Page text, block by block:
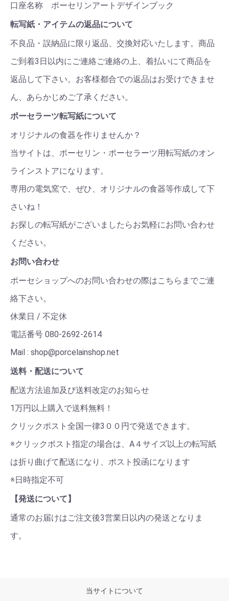
口座名称 ポーセリンアートデザインブック
転写紙・アイテムの返品について
不良品・誤納品に限り返品、交換対応いたします。商品
ご到着3日以内にご連絡ご連絡の上、着払いにて商品を
返品して下さい。お客様都合での返品はお受けできませ
ん、あらかじめご了承ください。
ポーセラーツ転写紙について
オリジナルの食器を作りませんか？
当サイトは、ポーセリン・ポーセラーツ用転写紙のオン
ラインストアになります。
専用の電気窯で、ぜひ、オリジナルの食器等作成して下
さいね！
お探しの転写紙がございましたらお気軽にお問い合わせ
ください。
お問い合わせ
ポーセショップへのお問い合わせの際はこちらまでご連
絡下さい。
休業日 / 不定休
電話番号 080-2692-2614
Mail : shop@porcelainshop.net
送料・配送について
配送方法追加及び送料改定のお知らせ
1万円以上購入で送料無料！
クリックポスト全国一律3００円で発送できます。
※クリックポスト指定の場合は、A４サイズ以上の転写紙
は折り曲げて配送になり、ポスト投函になります
※日時指定不可
【発送について】
通常のお届けはご注文後3営業日以内の発送となりま
す。
当サイトについて